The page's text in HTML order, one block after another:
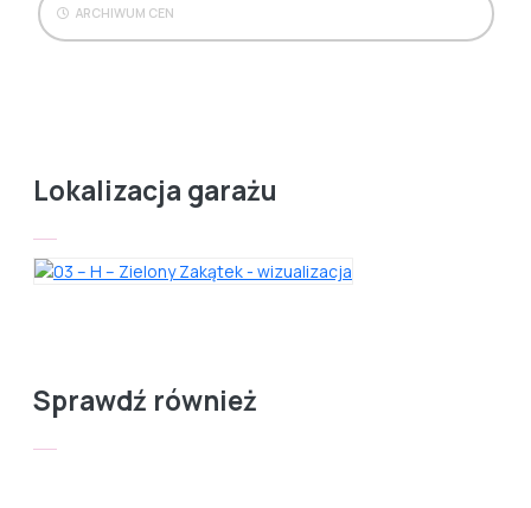
ARCHIWUM CEN
Lokalizacja garażu
Sprawdź również